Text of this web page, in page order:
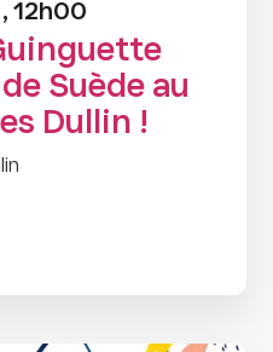
12h00
Suède au
Dullin !